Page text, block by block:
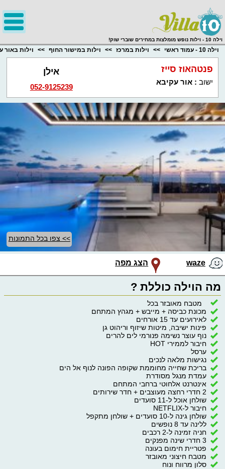
וילה 10 - וילות נופש מומלצות במחירים שוברי שוק!
וילה 10 - עמוד ראשי וילות במרכז וילות במישור החוף וילות באור
פנטהאוז סייז
ישוב :אור עקיבא
אילן
052-9125239
>> צפו בכל התמונות
waze הצג מפה
מה הוילה כוללת ?
מטבח מאובזר בכל
מכונת כביסה + מייבש + מגהץ המתחם
לאירועים עד 15 אורחים
פינות ישיבה, מיטות שיזוף וריהוט גן
נוף עוצר נשימה פנורמי לים להרים
חיבור לממירי HOT
ערסל
נגישות מלאה לנכים
בריכת שחייה מחוממת שקופה הפונה לנוף אל הים
עמדת מנגל מסודרת
אינטרנט אלחוטי ברחבי המתחם
2 חדרי רחצה מעוצבים + חדר שירותים
שולחן אוכל ל-11 סועדים
חיבור ל-NETFLIX
שולחן גינה ל-10 סועדים + שולחן מתקפל
ללינה עד 8 נופשים
חניה זמינה ל-2 רכבים
3 חדרי שינה מפנקים
פטריית חימום בעונה
מטבח חיצוני מאובזר
סלון מרווח ונוח